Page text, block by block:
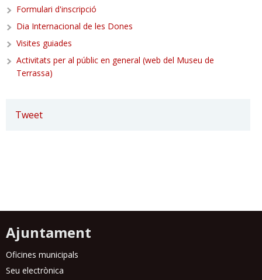
Formulari d'inscripció
Dia Internacional de les Dones
Visites guiades
Activitats per al públic en general (web del Museu de
Terrassa)
Tweet
Ajuntament
Oficines municipals
Seu electrònica